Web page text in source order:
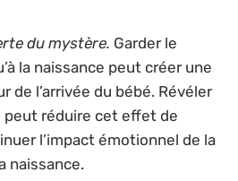
du mystère. Garder le
la naissance peut créer une
de l’arrivée du bébé. Révéler
peut réduire cet effet de
l’impact émotionnel de la
naissance.